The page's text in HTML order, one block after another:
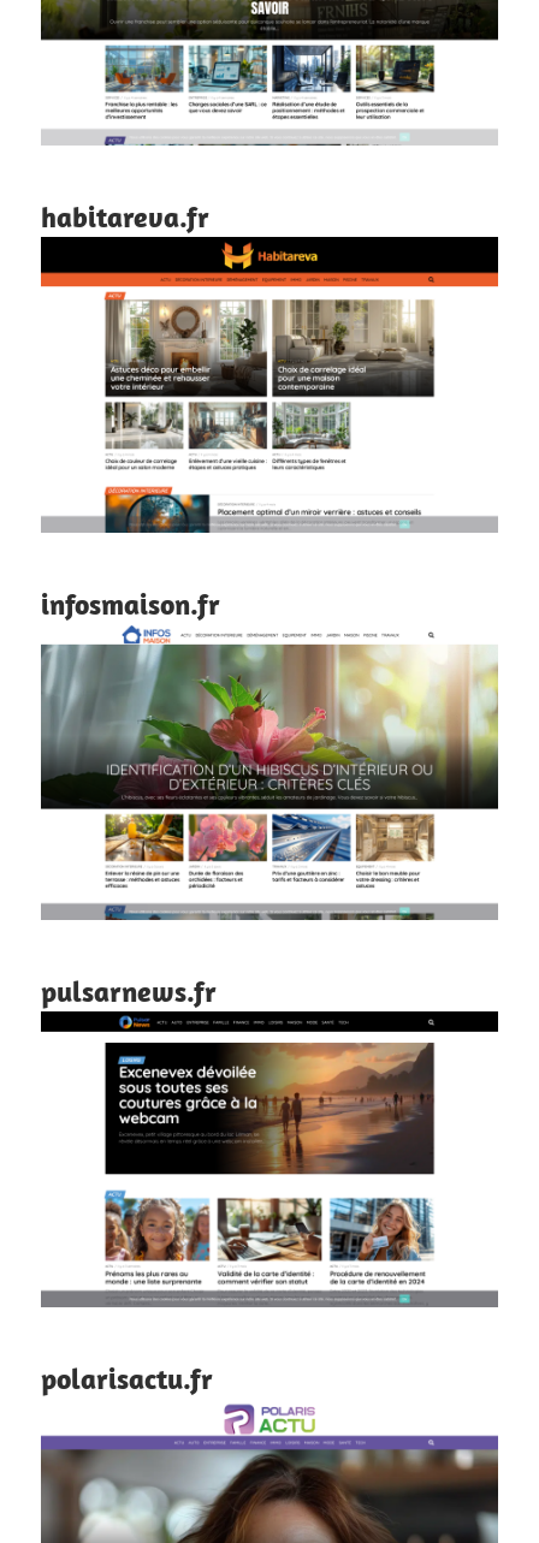
habitareva.fr
infosmaison.fr
pulsarnews.fr
polarisactu.fr